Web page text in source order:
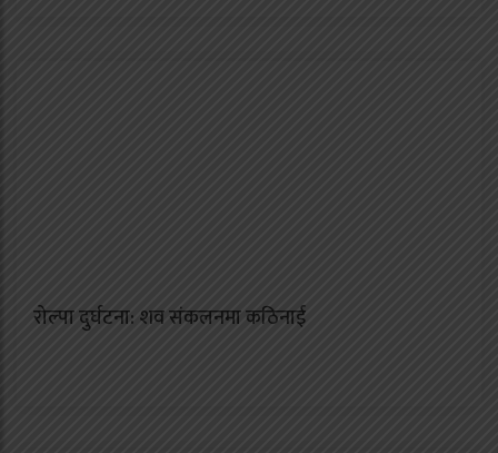
रोल्पा दुर्घटना: शव संकलनमा कठिनाई